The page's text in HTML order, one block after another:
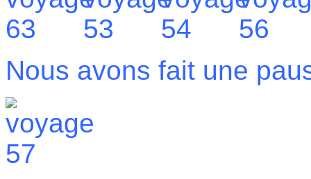
Nous avons fait une